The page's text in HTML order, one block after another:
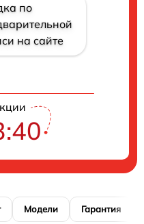
по
на сайте
Модели Гарантия